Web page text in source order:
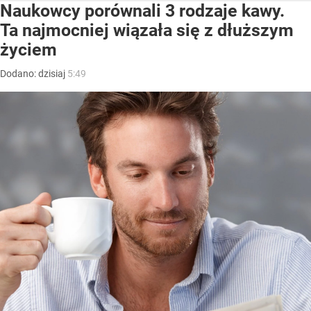
Naukowcy porównali 3 rodzaje kawy.
Ta najmocniej wiązała się z dłuższym
życiem
Dodano:dzisiaj 5:49